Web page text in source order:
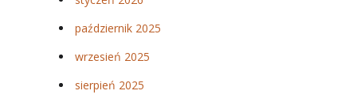
październik 2025
wrzesień 2025
sierpień 2025